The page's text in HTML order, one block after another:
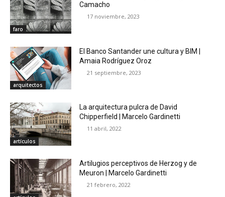
faro
Camacho
17 noviembre, 2023
arquitectos
El Banco Santander une cultura y BIM |
Amaia Rodríguez Oroz
21 septiembre, 2023
artículos
La arquitectura pulcra de David
Chipperfield | Marcelo Gardinetti
11 abril, 2022
Artilugios perceptivos de Herzog y de
Meuron | Marcelo Gardinetti
21 febrero, 2022